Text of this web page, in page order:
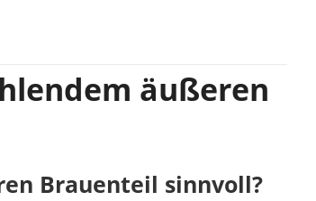
äußeren
Brauenteil sinnvoll?